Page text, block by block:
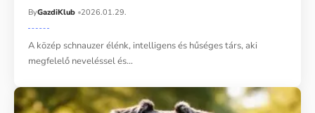
ByGazdiKlub 2026.01.29.
A közép schnauzer élénk, intelligens és hűséges társ, aki
megfelelő neveléssel és…